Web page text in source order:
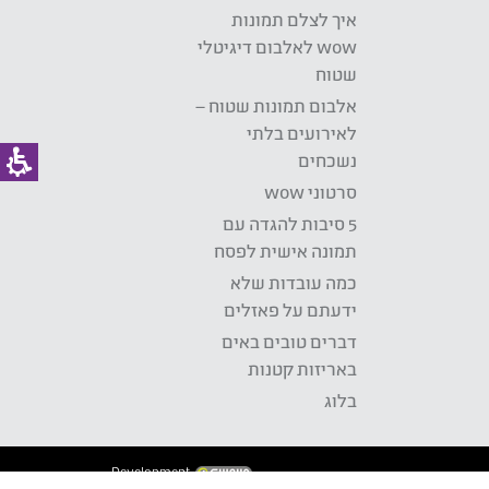
איך לצלם תמונות
wow לאלבום דיגיטלי
שטוח
אלבום תמונות שטוח –
לאירועים בלתי
נשכחים
סרטוני wow
5 סיבות להגדה עם
תמונה אישית לפסח
כמה עובדות שלא
ידעתם על פאזלים
דברים טובים באים
באריזות קטנות
בלוג
Development: